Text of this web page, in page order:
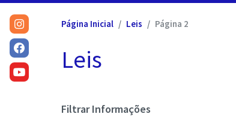
Página Inicial Leis Página 2
Leis
Filtrar Informações